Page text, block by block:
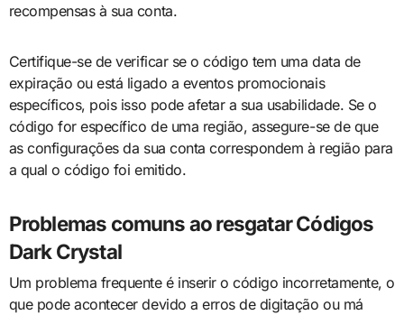
recompensas à sua conta.
Certifique-se de verificar se o código tem uma data de
expiração ou está ligado a eventos promocionais
específicos, pois isso pode afetar a sua usabilidade. Se o
código for específico de uma região, assegure-se de que
as configurações da sua conta correspondem à região para
a qual o código foi emitido.
Problemas comuns ao resgatar Códigos
Dark Crystal
Um problema frequente é inserir o código incorretamente, o
que pode acontecer devido a erros de digitação ou má